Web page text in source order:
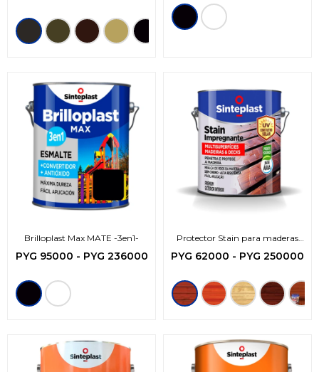
Brilloplast Max MATE -3en1-
PYG 95000 - PYG 236000
Protector Stain para maderas
Base Agua
PYG 62000 - PYG 250000